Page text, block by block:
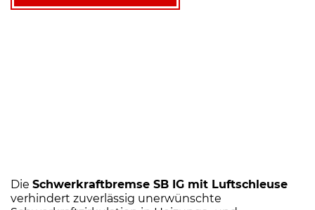
11/4"
Die Schwerkraftbremse SB IG mit Luftschleuse
verhindert zuverlässig unerwünschte